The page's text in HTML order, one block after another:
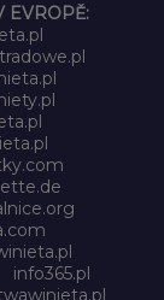
EVROPĚ:
info365.pl